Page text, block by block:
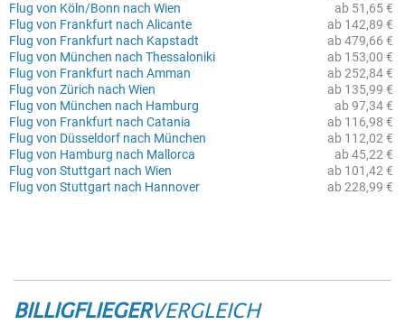
ab 51,65 €
Flug von Köln/Bonn nach Wien
ab 142,89 €
Flug von Frankfurt nach Alicante
ab 479,66 €
Flug von Frankfurt nach Kapstadt
ab 153,00 €
Flug von München nach Thessaloniki
ab 252,84 €
Flug von Frankfurt nach Amman
ab 135,99 €
Flug von Zürich nach Wien
ab 97,34 €
Flug von München nach Hamburg
ab 116,98 €
Flug von Frankfurt nach Catania
ab 112,02 €
Flug von Düsseldorf nach München
ab 45,22 €
Flug von Hamburg nach Mallorca
ab 101,42 €
Flug von Stuttgart nach Wien
ab 228,99 €
Flug von Stuttgart nach Hannover
BILLIGFLIEGERVERGLEICH